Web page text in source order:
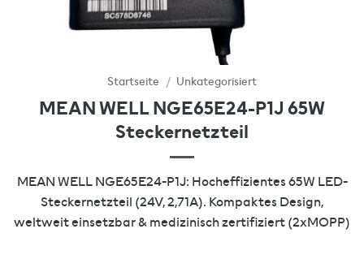
Startseite / Unkategorisiert
MEAN WELL NGE65E24-P1J 65W
Steckernetzteil
MEAN WELL NGE65E24-P1J: Hocheffizientes 65W LED-
Steckernetzteil (24V, 2,71A). Kompaktes Design,
weltweit einsetzbar & medizinisch zertifiziert (2xMOPP)